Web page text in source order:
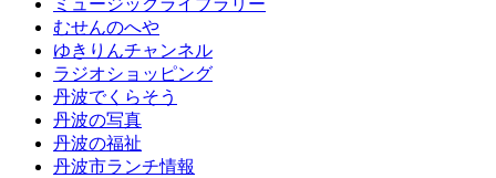
ミュージックライブラリー
むせんのへや
ゆきりんチャンネル
ラジオショッピング
丹波でくらそう
丹波の写真
丹波の福祉
丹波市ランチ情報